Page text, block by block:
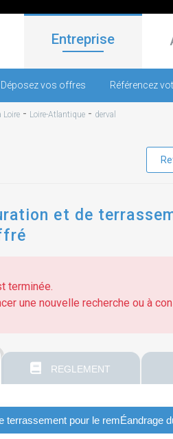
Entreprise
Déposez vos offres Référencez
Loire - Loire-Atlantique - derval
et de
terminée.
une nouvelle recherche ou à
REGLEMENT
terrassement pour le remÉandrage